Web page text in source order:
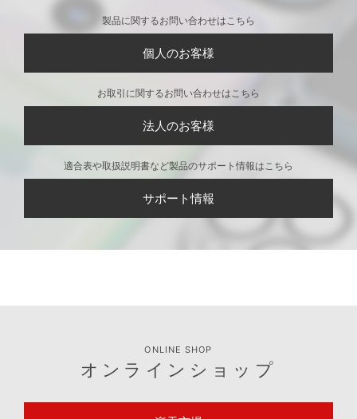
製品に関するお問い合わせはこちら
個人のお客様
お取引に関するお問い合わせはこちら
法人のお客様
適合表や取扱説明書など製品のサポート情報はこちら
サポート情報
ONLINE SHOP
オンラインショップ